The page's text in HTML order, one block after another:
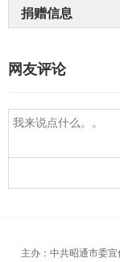
捐赠信息
网友评论
主办：中共昭通市委